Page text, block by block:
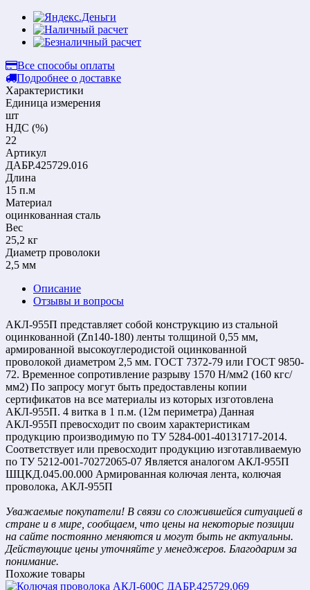
Все способы оплаты
Подробнее о доставке
Характеристики
Единица измерения
шт
НДС (%)
22
Артикул
ДАБР.425729.016
Длина
15 п.м
Материал
оцинкованная сталь
Вес
25,2 кг
Диаметр проволоки
2,5 мм
Описание
Отзывы и вопросы
АКЛ-955П представляет собой конструкцию из стальной
оцинкованной (Zn140-180) ленты толщиной 0,55 мм,
армированной высокоуглеродистой оцинкованной
проволокой диаметром 2,5 мм. ГОСТ 7372-79 или ГОСТ 9850-
72. Временное сопротивление разрыву 1570 Н/мм2 (160 кгс/
мм2) По запросу могут быть предоставлены копии
сертификатов на все материалы из которых изготовлена
АКЛ-955П. 4 витка в 1 п.м. (12м периметра) Данная
АКЛ-955П превосходит по своим характеристикам
продукцию производимую по ТУ 5284-001-40131717-2014.
Соответствует или превосходит продукцию изготавливаемую
по ТУ 5212-001-70272065-07 Является аналогом АКЛ-955П
ШЦКД.045.00.000 Армированная колючая лента, колючая
проволока, АКЛ-955П
Уважаемые покупатели! В связи со сложившейся ситуацией в
стране и в мире, сообщаем, что цены на некоторые позиции
на сайте постоянно меняются и могут быть не актуальны.
Действующие цены уточняйте у менеджеров. Благодарим за
понимание.
Похожие товары